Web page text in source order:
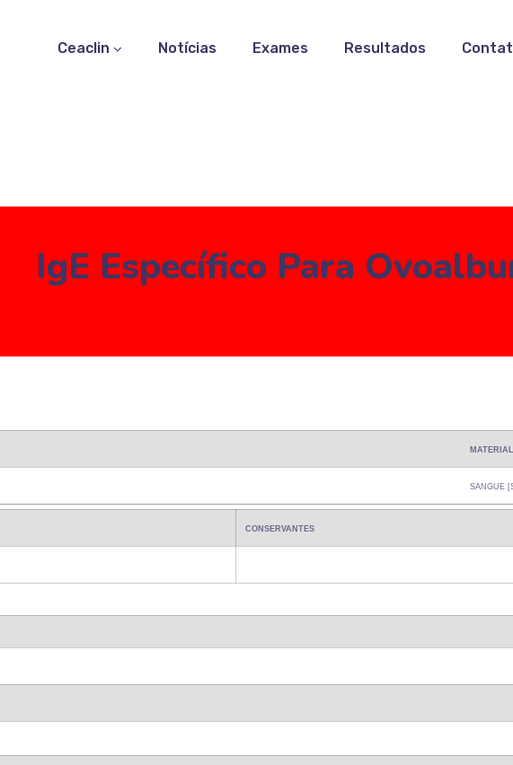
Ceaclin Notícias Exames Resultados
IgE Específico Para
SANGUE
CONSERVANTES